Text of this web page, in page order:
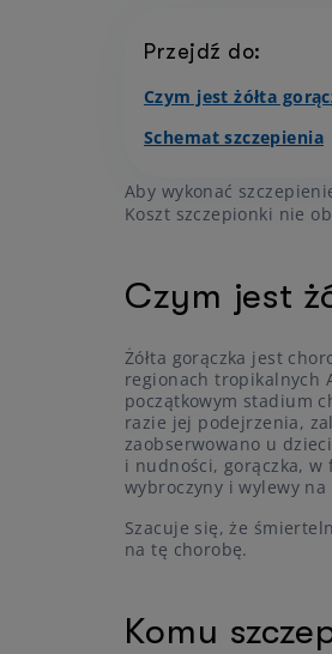
Przejdź do:
Czym jest żółta
Schemat szczepienia
Aby wykonać
Koszt szczepionki nie
Czym jest
Żółta gorączka jest
regionach tropikalnych
początkowym stadium
razie jej podejrzenia,
zaobserwowano u
i nudności, gorączka, w
wybroczyny i wylewy
Szacuje się, że
na tę chorobę.
Komu